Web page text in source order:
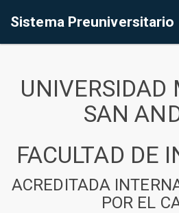
Sistema Preuniversitario
UNIVERSIDAD
SAN
FACULTAD DE
ACREDITADA
POR EL